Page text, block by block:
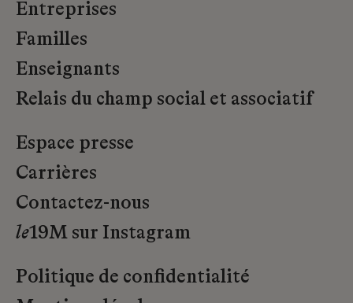
Entreprises
Familles
Enseignants
Relais du champ social et associatif
Espace presse
Carrières
Contactez-nous
le19M sur Instagram
Politique de confidentialité